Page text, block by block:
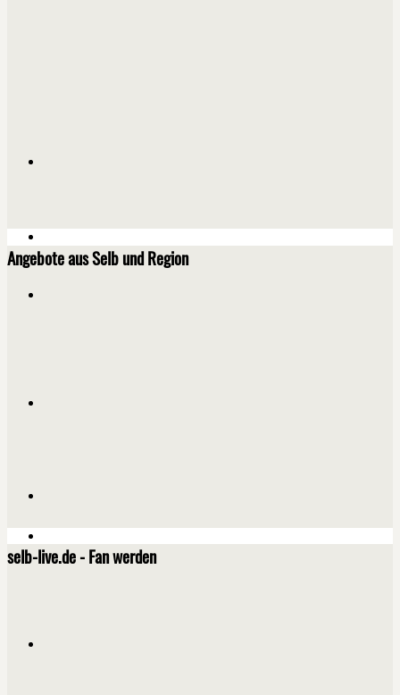
Angebote aus Selb und Region
selb-live.de - Fan werden